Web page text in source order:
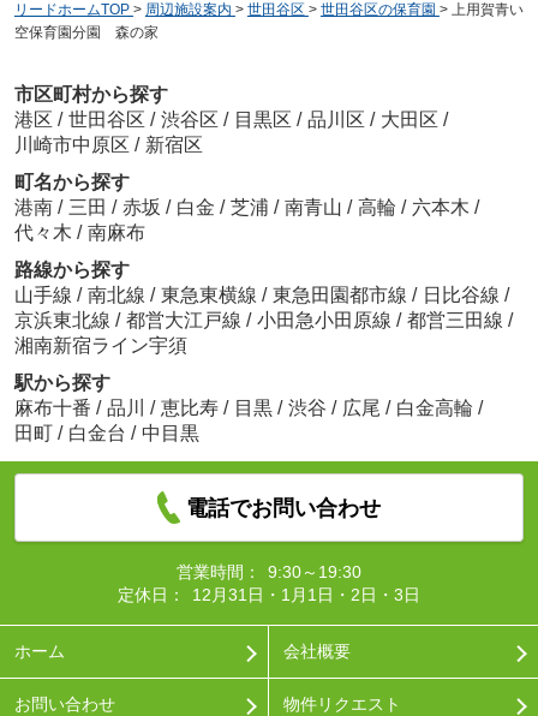
リードホームTOP > 周辺施設案内 > 世田谷区 > 世田谷区の保育園 > 上用賀青い
空保育園分園 森の家
市区町村から探す
港区 / 世田谷区 / 渋谷区 / 目黒区 / 品川区 / 大田区 /
川崎市中原区 / 新宿区
町名から探す
港南 / 三田 / 赤坂 / 白金 / 芝浦 / 南青山 / 高輪 / 六本木 /
代々木 / 南麻布
路線から探す
山手線 / 南北線 / 東急東横線 / 東急田園都市線 / 日比谷線 /
京浜東北線 / 都営大江戸線 / 小田急小田原線 / 都営三田線 /
湘南新宿ライン宇須
駅から探す
麻布十番 / 品川 / 恵比寿 / 目黒 / 渋谷 / 広尾 / 白金高輪 /
田町 / 白金台 / 中目黒
電話でお問い合わせ
営業時間：
9:30～19:30
定休日：
12月31日・1月1日・2日・3日
ホーム 会社概要
お問い合わせ 物件リクエスト